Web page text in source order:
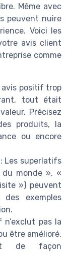
Même avec
peuvent nuire
Voici les
avis client
comme
avis positif trop
tout était
Précisez
produits, la
ou encore
: Les superlatifs
monde », «
») peuvent
des exemples
pas la
être amélioré,
et de façon